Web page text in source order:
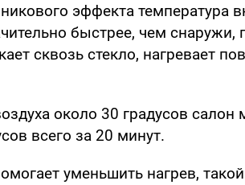
эффекта температура
быстрее, чем снаружи,
сквозь стекло, нагревает
около 30 градусов салон
всего за 20 минут.
уменьшить нагрев,